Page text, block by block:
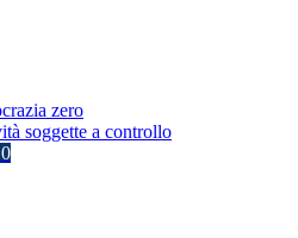
zero
soggette a controllo